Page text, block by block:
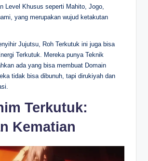
Level Khusus seperti Mahito, Jogo,
yang merupakan wujud ketakutan
Jujutsu, Roh Terkutuk ini juga bisa
Terkutuk. Mereka punya Teknik
ada yang bisa membuat Domain
tidak bisa dibunuh, tapi dirukiyah dan
Terkutuk:
Kematian